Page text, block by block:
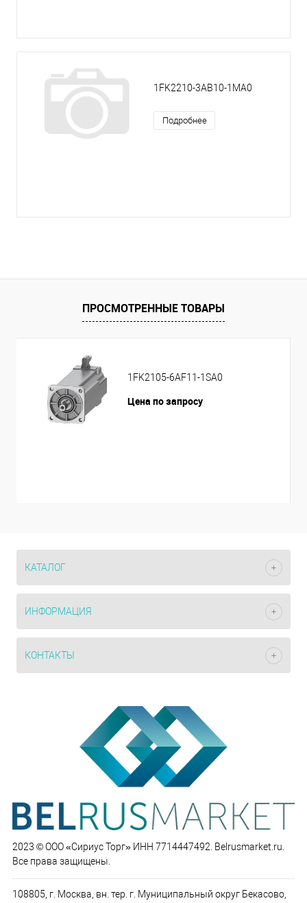
1FK2210-3AB10-1MA0
Подробнее
ПРОСМОТРЕННЫЕ ТОВАРЫ
1FK2105-6AF11-1SA0
Цена по запросу
КАТАЛОГ
ИНФОРМАЦИЯ
КОНТАКТЫ
2023 © ООО «Сириус Торг» ИНН 7714447492. Belrusmarket.ru.
Все права защищены.
108805, г. Москва, вн. тер. г. Муниципальный округ Бекасово,